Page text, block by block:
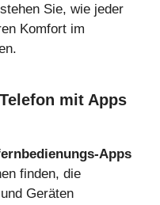
Sie, wie jeder
Komfort im
mit Apps
Apps
finden, die
Geräten